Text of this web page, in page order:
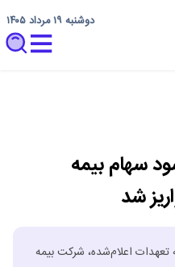
دوشنبه ۱۹ مرداد ۱۴۰۵
سهام بیمه
شد
تعهدات اعلام‌شده، شرکت بیمه